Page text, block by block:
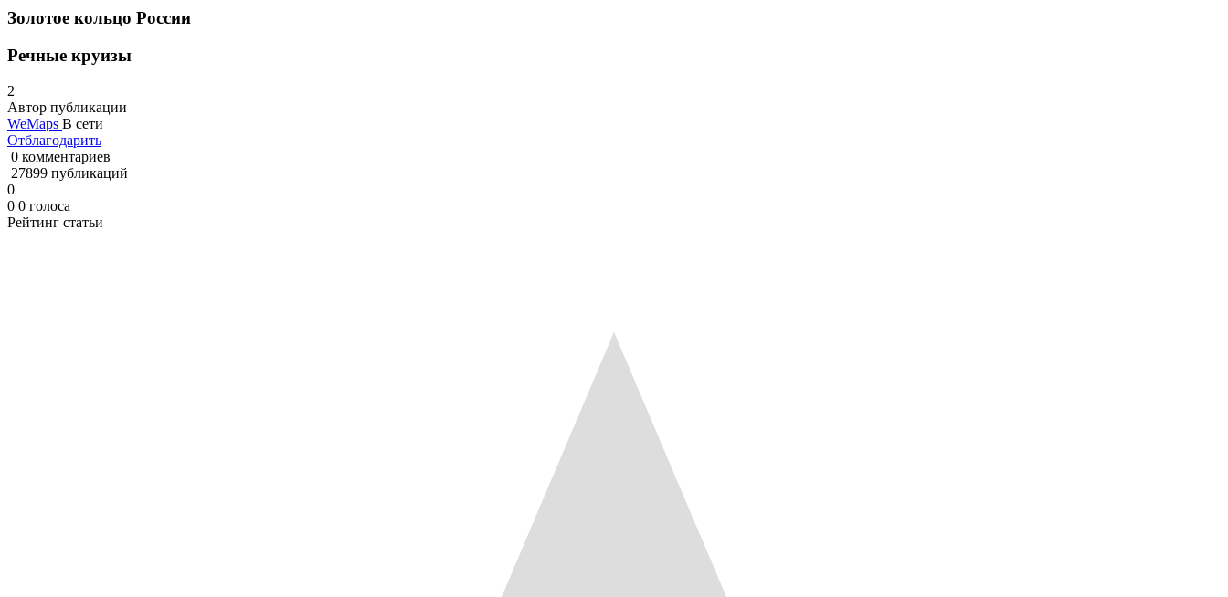
Золотое кольцо России
Речные круизы
2
Автор публикации
WeMaps В сети
Отблагодарить
0 комментариев
27899 публикаций
0
0 0 голоса
Рейтинг статьи